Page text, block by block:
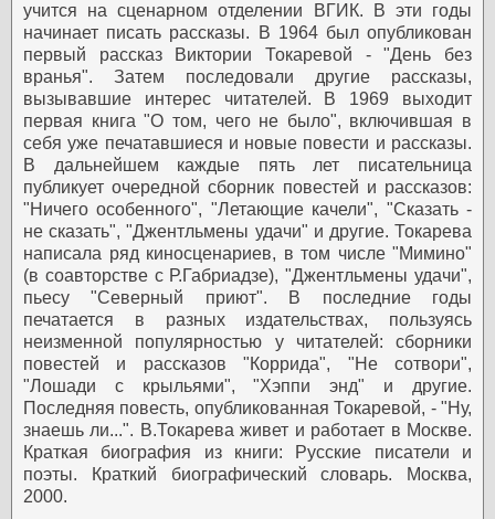
учится на сценарном отделении ВГИК. В эти годы
начинает писать рассказы. В 1964 был опубликован
первый рассказ Виктории Токаревой - "День без
вранья". Затем последовали другие рассказы,
вызывавшие интерес читателей. В 1969 выходит
первая книга "О том, чего не было", включившая в
себя уже печатавшиеся и новые повести и рассказы.
В дальнейшем каждые пять лет писательница
публикует очередной сборник повестей и рассказов:
"Ничего особенного", "Летающие качели", "Сказать -
не сказать", "Джентльмены удачи" и другие. Токарева
написала ряд киносценариев, в том числе "Мимино"
(в соавторстве с Р.Габриадзе), "Джентльмены удачи",
пьесу "Северный приют". В последние годы
печатается в разных издательствах, пользуясь
неизменной популярностью у читателей: сборники
повестей и рассказов "Коррида", "Не сотвори",
"Лошади с крыльями", "Хэппи энд" и другие.
Последняя повесть, опубликованная Токаревой, - "Ну,
знаешь ли...". В.Токарева живет и работает в Москве.
Краткая биография из книги: Русские писатели и
поэты. Краткий биографический словарь. Москва,
2000.